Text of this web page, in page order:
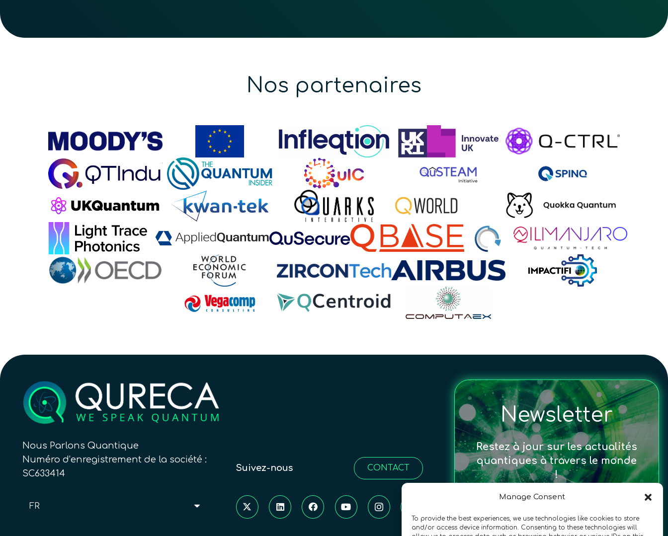
Manage Consent
To provide the best experiences, we use technologies like cookies to store
and/or access device information. Consenting to these technologies will
Nos partenaires
Nous Parlons Quantique
Numéro d’enregistrement de la société :
SC633414
FR
Suivez-nous CONTACT
Newsletter
Restez à jour sur les actualités
quantiques à travers le monde
!